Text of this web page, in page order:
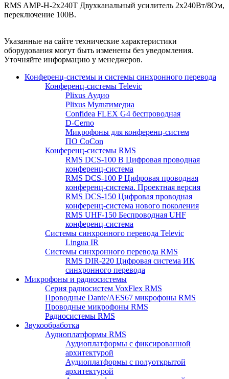
RMS AMP-H-2x240T Двухканальный усилитель 2х240Вт/8Ом,
переключение 100В.
Указанные на сайте технические характеристики
оборудования могут быть изменены без уведомления.
Уточняйте информацию у менеджеров.
Конференц-системы и системы синхронного перевода
Конференц-системы Televic
Plixus Аудио
Plixus Мультимедиа
Confidea FLEX G4 беспроводная
D-Cerno
Микрофоны для конференц-систем
ПО CoCon
Конференц-системы RMS
RMS DCS-100 B Цифровая проводная
конференц-система
RMS DCS-100 P Цифровая проводная
конференц-система. Проектная версия
RMS DCS-150 Цифровая проводная
конференц-система нового поколения
RMS UHF-150 Беспроводная UHF
конференц-система
Системы синхронного перевода Televic
Lingua IR
Системы синхронного перевода RMS
RMS DIR-220 Цифровая система ИК
синхронного перевода
Микрофоны и радиосистемы
Серия радиосистем VoxFlex RMS
Проводные Dante/AES67 микрофоны RMS
Проводные микрофоны RMS
Радиосистемы RMS
Звукообработка
Аудиоплатформы RMS
Аудиоплатформы с фиксированной
архитектурой
Аудиоплатформы с полуоткрытой
архитектурой